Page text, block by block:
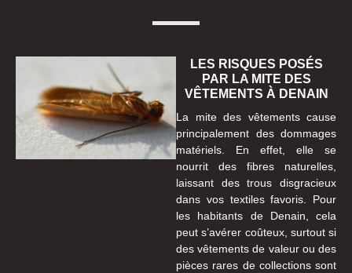
LES RISQUES POSÉS
PAR LA MITE DES
VÊTEMENTS À DENAIN
La mite des vêtements cause
principalement des dommages
matériels. En effet, elle se
nourrit des fibres naturelles,
laissant des trous disgracieux
dans vos textiles favoris. Pour
les habitants de Denain, cela
peut s’avérer coûteux, surtout si
des vêtements de valeur ou des
pièces rares de collections sont